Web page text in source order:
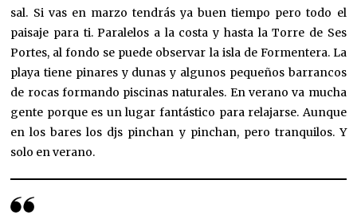
sal. Si vas en marzo tendrás ya buen tiempo pero todo el
paisaje para ti. Paralelos a la costa y hasta la Torre de Ses
Portes, al fondo se puede observar la isla de Formentera. La
playa tiene pinares y dunas y algunos pequeños barrancos
de rocas formando piscinas naturales. En verano va mucha
gente porque es un lugar fantástico para relajarse. Aunque
en los bares los djs pinchan y pinchan, pero tranquilos. Y
solo en verano.